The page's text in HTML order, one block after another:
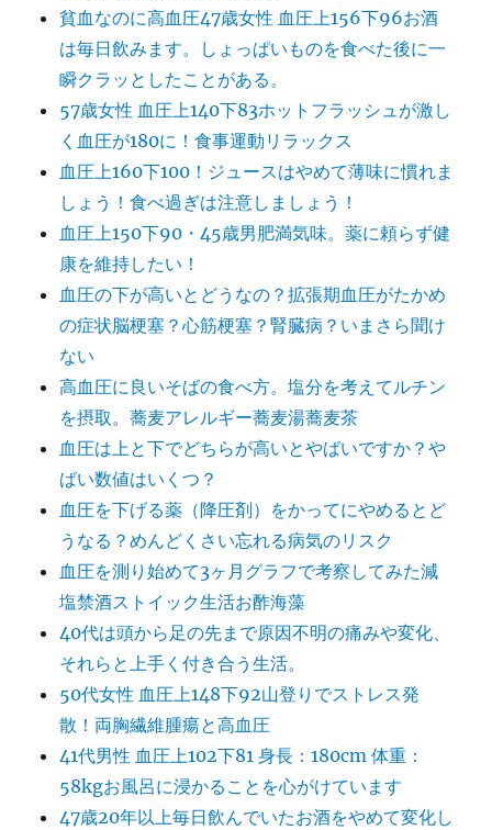
貧血なのに高血圧47歳女性 血圧上156下96お酒
は毎日飲みます。しょっぱいものを食べた後に一
瞬クラッとしたことがある。
57歳女性 血圧上140下83ホットフラッシュが激し
く血圧が180に！食事運動リラックス
血圧上160下100！ジュースはやめて薄味に慣れま
しょう！食べ過ぎは注意しましょう！
血圧上150下90・45歳男肥満気味。薬に頼らず健
康を維持したい！
血圧の下が高いとどうなの？拡張期血圧がたかめ
の症状脳梗塞？心筋梗塞？腎臓病？いまさら聞け
ない
高血圧に良いそばの食べ方。塩分を考えてルチン
を摂取。蕎麦アレルギー蕎麦湯蕎麦茶
血圧は上と下でどちらが高いとやばいですか？や
ばい数値はいくつ？
血圧を下げる薬（降圧剤）をかってにやめるとど
うなる？めんどくさい忘れる病気のリスク
血圧を測り始めて3ヶ月グラフで考察してみた減
塩禁酒ストイック生活お酢海藻
40代は頭から足の先まで原因不明の痛みや変化、
それらと上手く付き合う生活。
50代女性 血圧上148下92山登りでストレス発
散！両胸繊維腫瘍と高血圧
41代男性 血圧上102下81 身長：180cm 体重：
58kgお風呂に浸かることを心がけています
47歳20年以上毎日飲んでいたお酒をやめて変化し